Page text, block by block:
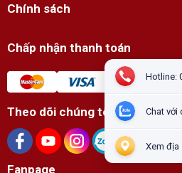
Chính sách
Chấp nhận thanh toán
Theo dõi chúng tôi
Fanpage
Hotline:
Chat với
Xem địa